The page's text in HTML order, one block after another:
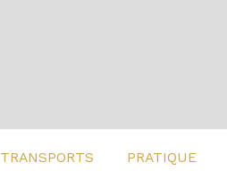
TRANSPORTS PRATIQUE